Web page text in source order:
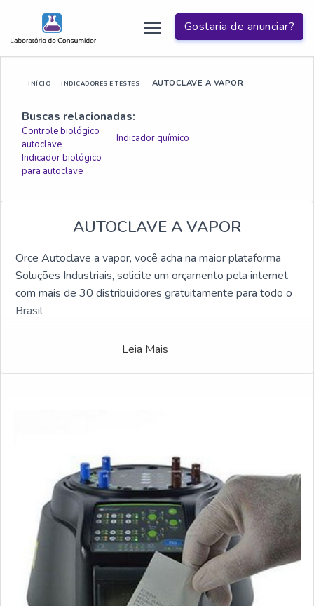
Gostaria de anunciar?
INÍCIO INDICADORES E TESTES AUTOCLAVE A VAPOR
Buscas relacionadas:
Controle biológico
autoclave
Indicador químico
Indicador biológico
para autoclave
AUTOCLAVE A VAPOR
Orce Autoclave a vapor, você acha na maior plataforma
Soluções Industriais, solicite um orçamento pela internet
com mais de 30 distribuidores gratuitamente para todo o
Brasil
Leia Mais